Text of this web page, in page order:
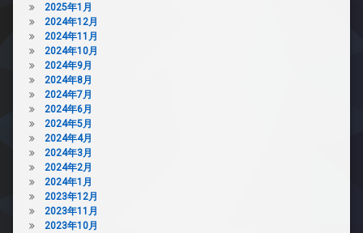
2025年1月
2024年12月
2024年11月
2024年10月
2024年9月
2024年8月
2024年7月
2024年6月
2024年5月
2024年4月
2024年3月
2024年2月
2024年1月
2023年12月
2023年11月
2023年10月